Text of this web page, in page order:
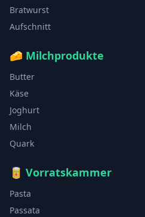
Bratwurst
Aufschnitt
🧀 Milchprodukte
Butter
Käse
Joghurt
Milch
Quark
🥫 Vorratskammer
Pasta
Passata